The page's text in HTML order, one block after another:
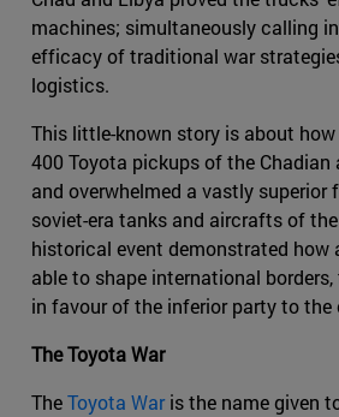
machines; simultaneously calling
efficacy of traditional war
logistics.
This little-known story is about
400 Toyota pickups of the Chadian
and overwhelmed a vastly superior
soviet-era tanks and aircrafts of
historical event demonstrated how
able to shape international
in favour of the inferior party to
The Toyota War
TheToyota Waris the name given